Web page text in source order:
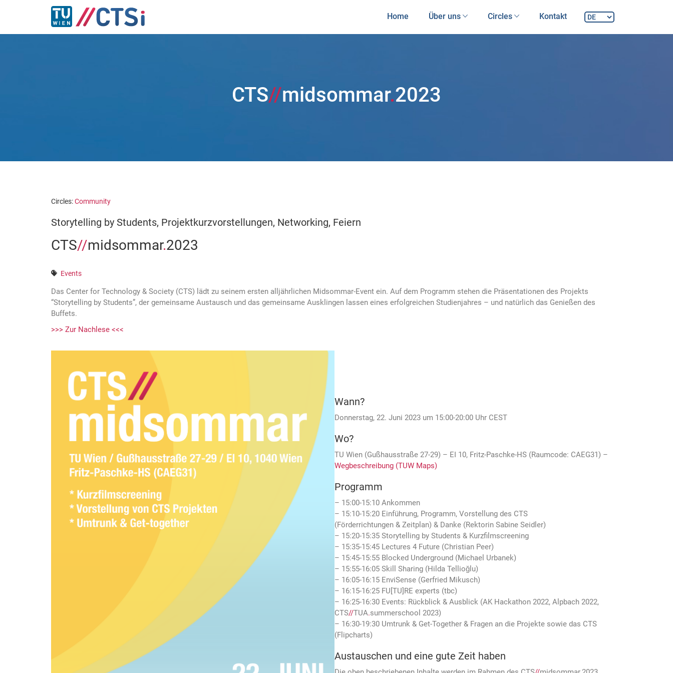
Home Über uns Circles Kontakt
CTS//midsommar.
Circles:Community
Storytelling by Students, Projektkurzvorstellungen, Networking, Feiern
CTS//midsommar.2023
Events
Das Center for Technology & Society (CTS) lädt zu seinem ersten alljährlichen Midsommar-Event ein. Auf dem Programm stehen die Präsentationen des Projekts
“Storytelling by Students”, der gemeinsame Austausch und das gemeinsame Ausklingen lassen eines erfolgreichen Studienjahres – und natürlich das Genießen des
Buffets.
>>> Zur Nachlese <<<
Wann?
Donnerstag, 22. Juni 2023 um 15:00-20:00 Uhr CEST
Wo?
TU Wien (Gußhausstraße 27-29) – EI 10, Fritz-Paschke-HS (Raumcode: CAEG31) –
Wegbeschreibung (TUW Maps)
Programm
– 15:00-15:10 Ankommen
– 15:10-15:20 Einführung, Programm, Vorstellung des CTS
(Förderrichtungen & Zeitplan) & Danke (Rektorin Sabine Seidler)
– 15:20-15:35 Storytelling by Students & Kurzfilmscreening
– 15:35-15:45 Lectures 4 Future (Christian Peer)
– 15:45-15:55 Blocked Underground (Michael Urbanek)
– 15:55-16:05 Skill Sharing (Hilda Tellioğlu)
– 16:05-16:15 EnviSense (Gerfried Mikusch)
– 16:15-16:25 FU[TU]RE experts (tbc)
– 16:25-16:30 Events: Rückblick & Ausblick (AK Hackathon 2022, Alpbach 2022,
CTS//TUA.summerschool 2023)
– 16:30-19:30 Umtrunk & Get-Together & Fragen an die Projekte sowie das CTS
(Flipcharts)
Austauschen und eine gute Zeit haben